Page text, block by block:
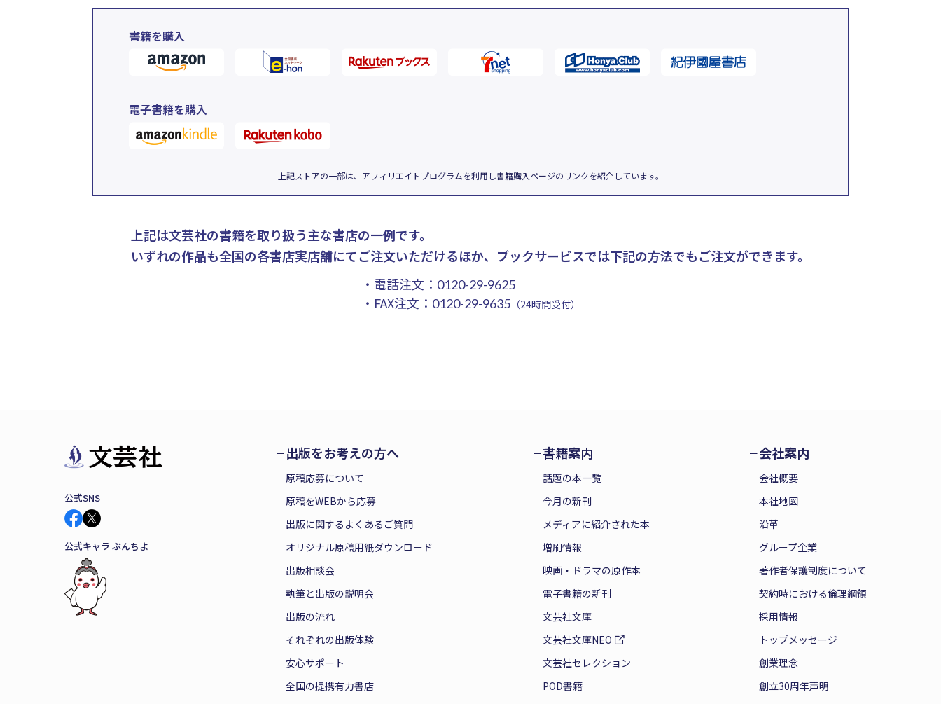
書籍を購入
電子書籍を購入
上記ストアの一部は、アフィリエイトプログラムを利用し書籍購入ページのリンクを紹介しています。
上記は文芸社の書籍を取り扱う主な書店の一例です。
いずれの作品も全国の各書店実店舗にてご注文いただけるほか、ブックサービスでは下記の方法でもご注文ができます。
・電話注文： 0120-29-9625
・FAX注文： 0120-29-9635（24時間受付）
公式SNS
公式キャラ ぶんちよ
出版をお考えの方へ
原稿応募について
原稿をWEBから応募
出版に関するよくあるご質問
オリジナル原稿用紙ダウンロード
出版相談会
執筆と出版の説明会
出版の流れ
それぞれの出版体験
安心サポート
全国の提携有力書店
書籍案内
話題の本一覧
今月の新刊
メディアに紹介された本
増刷情報
映画・ドラマの原作本
電子書籍の新刊
文芸社文庫
文芸社文庫NEO
文芸社セレクション
POD書籍
会社案内
会社概要
本社地図
沿革
グループ企業
著作者保護制度について
契約時における倫理綱領
採用情報
トップメッセージ
創業理念
創立30周年声明